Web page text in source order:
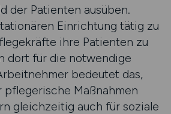
der Patienten ausüben.
Einrichtung tätig zu
ihre Patienten zu
dort für die notwendige
bedeutet das,
pflegerische Maßnahmen
gleichzeitig auch für soziale